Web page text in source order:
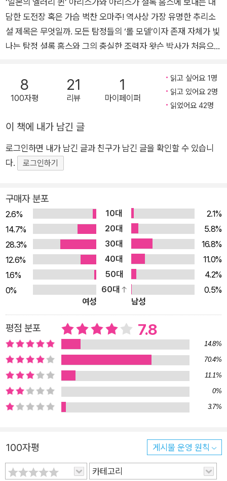
집필할 때는 괴로웠는데 다시 읽어보니 그것도 추억이 되었다.
내 성격이 좀 뻔뻔한가 보다. 또한 과할 정도로 ‘내가 쓰고 싶은 대로
쓴’ 부분을 다시 발견하고는 조금 놀랐다. 작가로서는 완성한 직후보
다도 오히려 지금, 이 소설이 더 마음에 든다.
담한 도전장 혹은 가슴 벅찬 오마주! 역사상 가장 유명한 추리소
설 제목은 무엇일까. 모든 탐정들의 ‘롤 모델’이자 존재 자체가 빛
나는 탐정 셜록 홈스와 그의 충실한 조력자 왓슨 박사가 처음으로
이자 도전이라 할 수 있는 소설 《주홍색 연구》(‘작가 아리스 시리
즈’ 여덟 번째)가 도서출판 비채에서 출간되었다. 세상이 다 아는
타이틀을 내걸 정도로 간 큰 작가는 바로, ‘일본의 엘러리 퀸’ 아
와 욕망과 공포, 그리고 짙은 살의를 붉은 색으로 두루 표현해낸
‘색채 미스터리’로서의 재미까지 두루 갖춘 걸작 《주홍색 연구》
를 만나보자. 불타는 집, 석양에 물든 해변, 일출 무렵의 아파트…
조교수로 재직하고 있는 히무라의 연구실에 아케미라는 제자가
찾아오면서 시작된다. 어렸을 때 교통사고로 부모를 잃고 친척집
에 맡겨진 아케미는 화재로 이모부가 사망하는 사건을 겪은 후부
터 주홍색을 몹시 두려워한다. 그런 아케미는 히무라에게 2년 전,
별장 근처 해변에서 벌어진 살인사건을 해결해줄 것을 부탁한다.
당시 그곳에서 친척의 피아노 선생이었던 아름다운 여인이 머리
를 맞고 죽었고, 진범은 여전히 묘연한 상태다. 사건 의뢰를 받아
들인 히무라가 입주자가 거의 없어 ‘유령 맨션’이라 불리는 아파
의 시체가 ‘유령 맨션’에서 발견된다. 아케미가 어린 시절 겪었던
화재와 2년 전의 살인사건, 그리고 ‘유령 맨션’에서 교살된 남자
가 서로 연결되어 있다는 것을 직감적으로 느낀 히무라 히데오는
마침내 ‘임상범죄학자’로서 필드워크(field-work)에 착수하기로
결심하는데… 작가 아리스가와 아리스는 과거와 현재의 모든 사
건에 불길한 그림자를 드리우는 주홍색에 대한 집요한 탐구를 통
해 새로운 색채 미스터리의 가능성을 실험한다. 단순히 주홍색이
동시에 주제가 되어 결국 작품 전체를 붉게 물들이는 것이다. 이
러한 문학적 실험은 무척이나 성공적으로 작용하여 과거 아리스
가와 아리스 소설에서는 볼 수 없었던 환상성과 문학성을 《주홍
8
100자평
21
리뷰
1
마이페이퍼
읽고 싶어요 1명
읽고 있어요 2명
읽었어요 42명
이 책에 내가 남긴 글
로그인하면 내가 남긴 글과 친구가 남긴 글을 확인할 수 있습니
다.
로그인하기
구매자 분포
2.6% 10대
2.1%
14.7%
20대
5.8%
28.3%
30대
16.8%
12.6%
40대
11.0%
1.6%
50대
4.2%
0%
60대
0.5%
여성
남성
평점 분포 7.8
14.8%
70.4%
11.1%
0%
3.7%
100자평 게시물 운영 원칙
카테고리